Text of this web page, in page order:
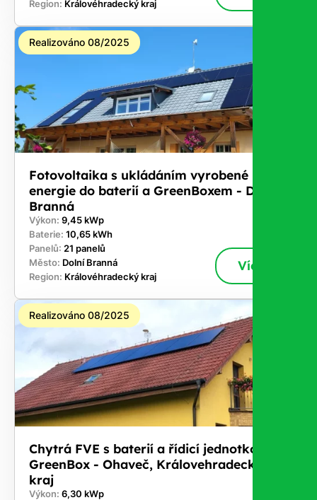
Region: Královéhradecký kraj
Realizováno 08/2025
Fotovoltaika s ukládáním vyrobené
energie do baterií a GreenBoxem - Dolní
Branná
Výkon: 9,45 kWp
Baterie: 10,65 kWh
Panelů: 21 panelů
Město: Dolní Branná
Region: Královéhradecký kraj
Více
Realizováno 08/2025
Chytrá FVE s baterií a řídicí jednotkou
GreenBox - Ohaveč, Královehradecký
kraj
Výkon: 6,30 kWp